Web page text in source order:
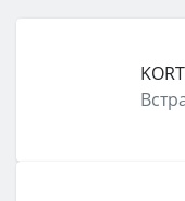
затем
функции
защита от